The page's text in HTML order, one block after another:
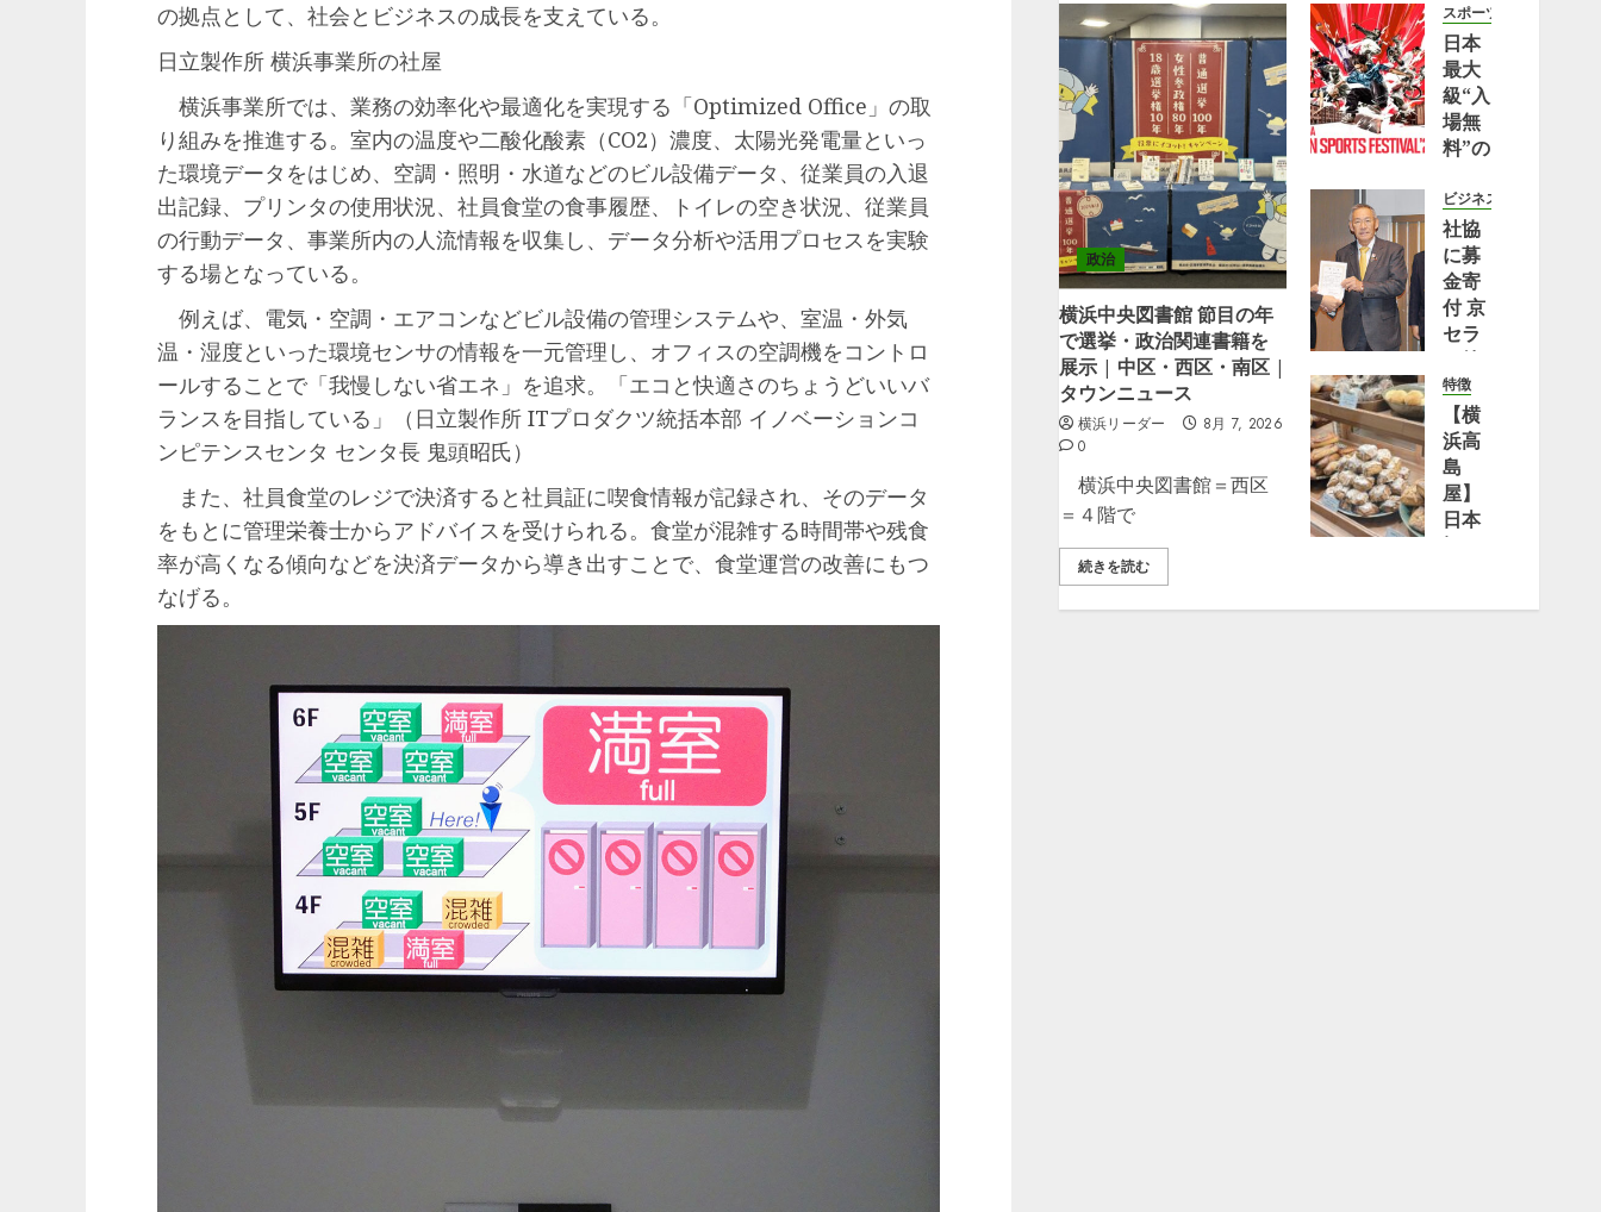
の拠点として、社会とビジネスの成長を支えている。
日立製作所 横浜事業所の社屋
横浜事業所では、業務の効率化や最適化を実現する「Optimized Office」の取
り組みを推進する。室内の温度や二酸化酸素（CO2）濃度、太陽光発電量といっ
た環境データをはじめ、空調・照明・水道などのビル設備データ、従業員の入退
出記録、プリンタの使用状況、社員食堂の食事履歴、トイレの空き状況、従業員
の行動データ、事業所内の人流情報を収集し、データ分析や活用プロセスを実験
する場となっている。
例えば、電気・空調・エアコンなどビル設備の管理システムや、室温・外気
温・湿度といった環境センサの情報を一元管理し、オフィスの空調機をコントロ
ールすることで「我慢しない省エネ」を追求。「エコと快適さのちょうどいいバ
ランスを目指している」（日立製作所 ITプロダクツ統括本部 イノベーションコ
ンピテンスセンタ センタ長 鬼頭昭氏）
また、社員食堂のレジで決済すると社員証に喫食情報が記録され、そのデータ
をもとに管理栄養士からアドバイスを受けられる。食堂が混雑する時間帯や残食
率が高くなる傾向などを決済データから導き出すことで、食堂運営の改善にもつ
なげる。
政治
横浜中央図書館 節目の年
で選挙・政治関連書籍を
展示 | 中区・西区・南区 |
タウンニュース
横浜リーダー
8月 7, 2026
0
横浜中央図書館＝西区
＝４階で
続きを読む
スポーツ
日本
最大
級“入
場無
料”の
バン
スポ
ーツ
の祭
典
『YOKOHAMA
URBAN
SPORTS
FESTIVAL
’26』
2026
年10
月17
日
ビジネス
社協
に募
金寄
付 京
セラ
（株）
横浜
事業
所 |
都筑
区
8月 2,
特徴
【横
浜高
島
屋】
日本
橋の